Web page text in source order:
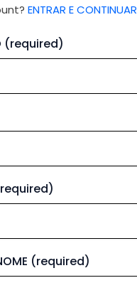
ENTRAR E CONTINUAR
(required)
(required)